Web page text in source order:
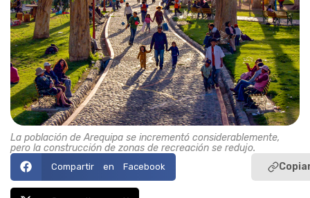
La población de Arequipa se incrementó considerablemente,
pero la construcción de zonas de recreación se redujo.
Compartir en Facebook